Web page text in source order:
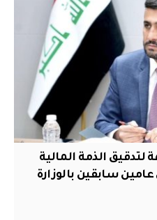
لتدقيق الذمة المالية
سابقين بالوزارة